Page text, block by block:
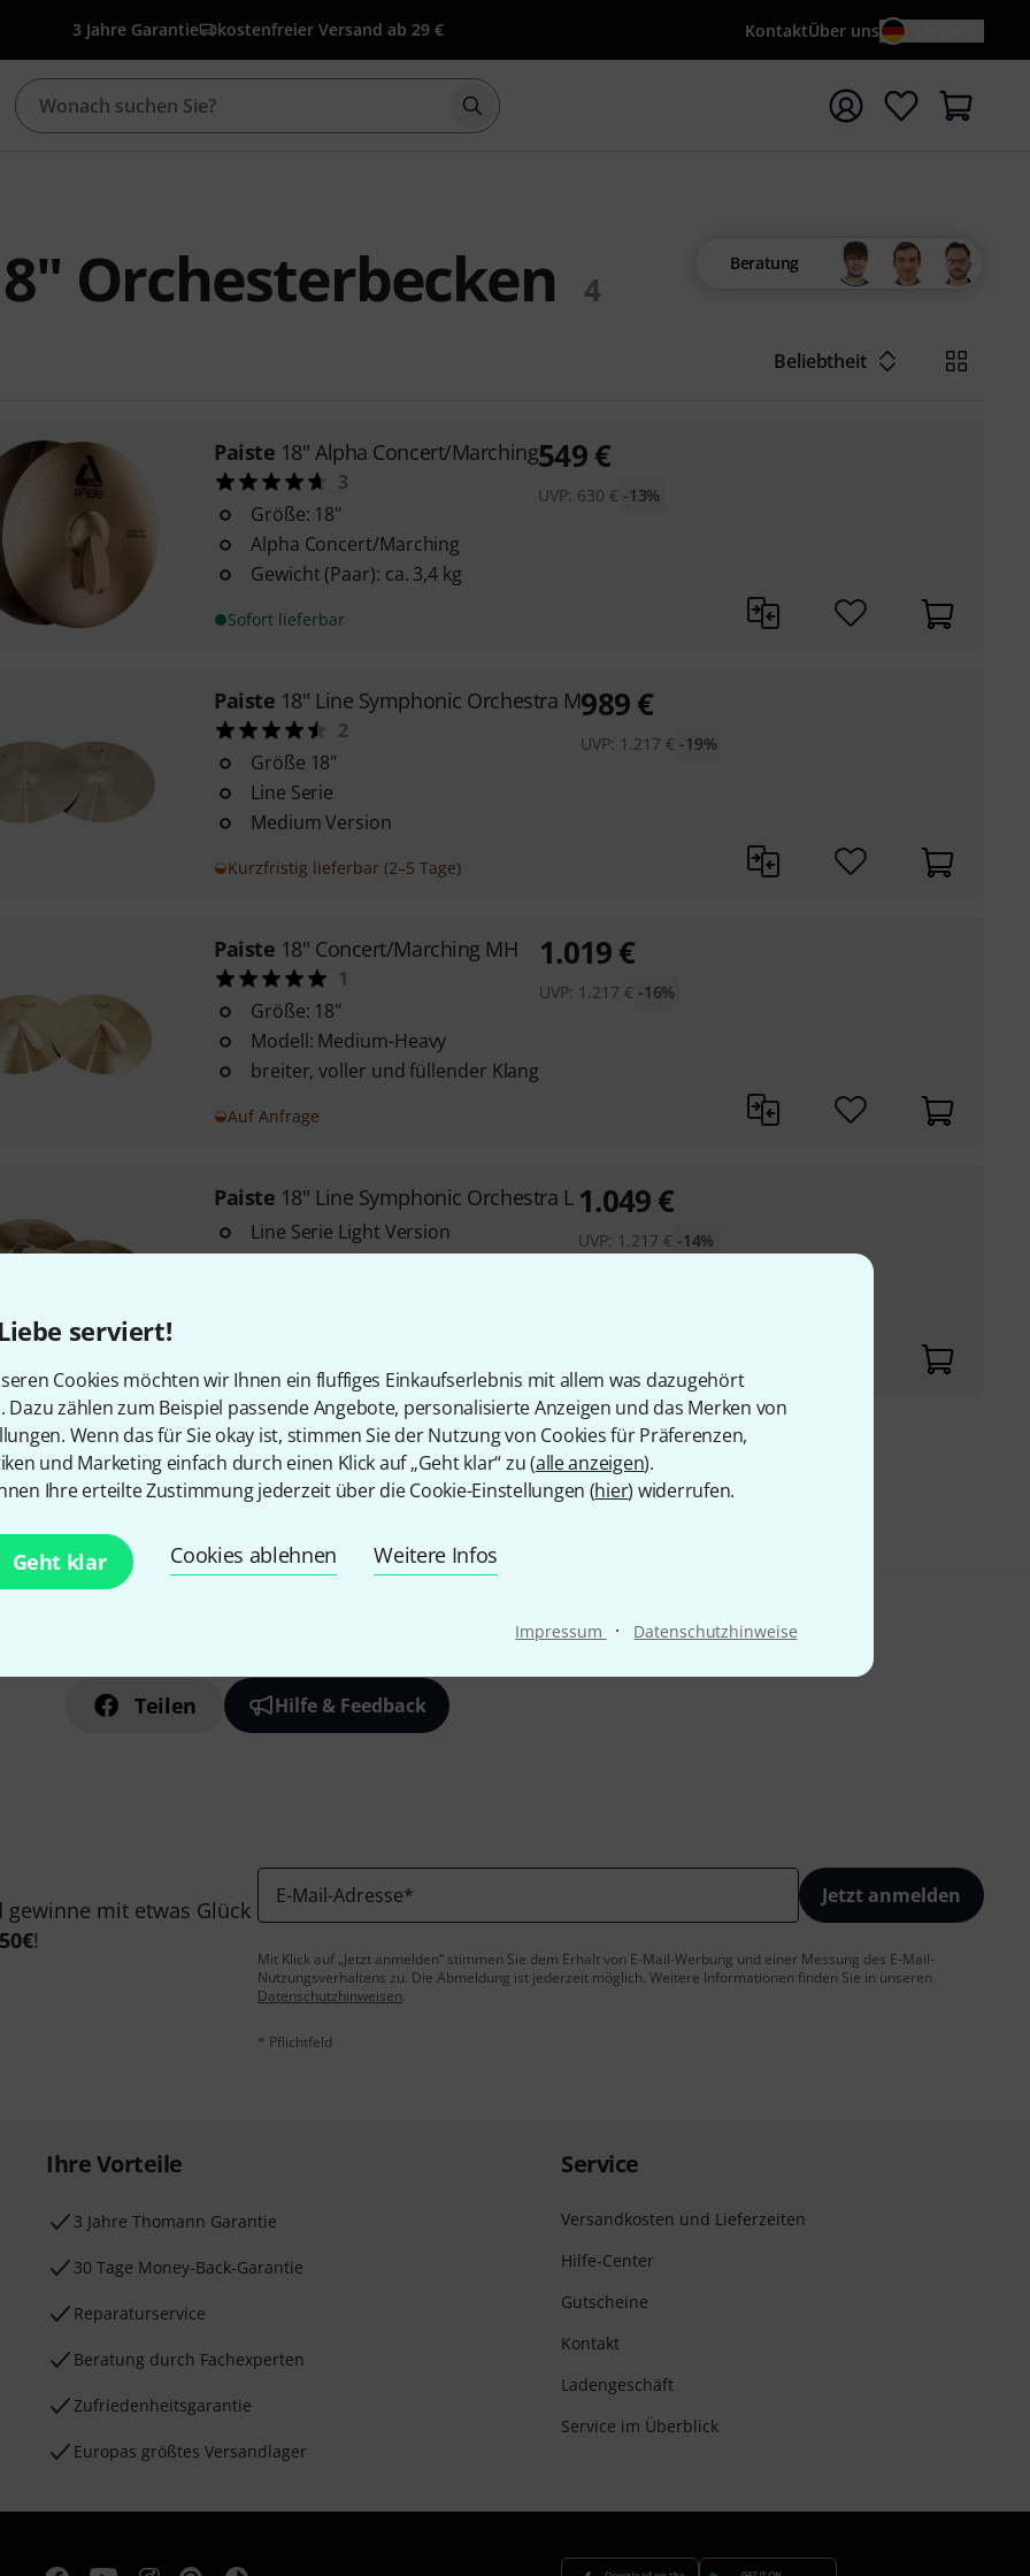
serviert!
Cookies möchten wir Ihnen ein fluffiges Einkaufserlebnis mit allem was dazugehört
Dazu zählen zum Beispiel passende Angebote, personalisierte Anzeigen und das Merken von
Wenn das für Sie okay ist, stimmen Sie der Nutzung von Cookies für Präferenzen,
und Marketing einfach durch einen Klick auf „Geht klar“ zu (alle anzeigen).
Ihre erteilte Zustimmung jederzeit über die Cookie-Einstellungen (hier) widerrufen.
Geht klar Cookies ablehnen Weitere Infos
Impressum · Datenschutzhinweise
3 Jahre Garantie kostenfreier Versand ab 29 € KontaktÜber uns
Suche mit Suchwort {searchTerm} starten
Orchesterbecken 4
Beratung
Beliebtheit
Paiste 18" Alpha Concert/Marching
3
Größe: 18"
Alpha Concert/Marching
Gewicht (Paar): ca. 3,4 kg
Sofort lieferbar
549 €
UVP: 630 € -13%
Paiste 18" Line Symphonic Orchestra M
2
Größe 18"
Line Serie
Medium Version
Kurzfristig lieferbar (2–5 Tage)
989€
UVP: 1.217 € -19%
Paiste 18" Concert/Marching MH
1
Größe: 18"
Modell: Medium-Heavy
breiter, voller und füllender Klang
Auf Anfrage
1.019€
UVP: 1.217 € -16%
Paiste 18" Line Symphonic Orchestra L
Line Serie Light Version
Größe: 18"
1.049€
UVP: 1.217 € -14%
Kostenloser Versand ab 29 €
Alle Preise inkl. MwSt.
Teilen Hilfe & Feedback
mit etwas Glück
50€!
E-Mail-Adresse* Jetzt anmelden
Mit Klick auf „Jetzt anmelden“ stimmen Sie dem Erhalt von E-Mail-Werbung und einer Messung des E-Mail-
Nutzungsverhaltens zu. Die Abmeldung ist jederzeit möglich. Weitere Informationen finden Sie in unseren
Datenschutzhinweisen.
* Pflichtfeld
Ihre Vorteile
3 Jahre Thomann Garantie
30 Tage Money-Back-Garantie
Reparaturservice
Beratung durch Fachexperten
Zufriedenheitsgarantie
Europas größtes Versandlager
Service
Versandkosten und Lieferzeiten
Hilfe-Center
Gutscheine
Kontakt
Ladengeschäft
Service im Überblick